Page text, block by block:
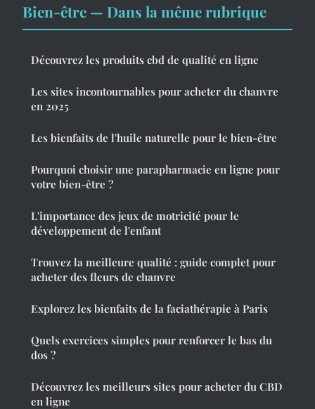
Bien-être — Dans la même rubrique
Découvrez les produits cbd de qualité en ligne
Les sites incontournables pour acheter du chanvre
en 2025
Les bienfaits de l'huile naturelle pour le bien-être
Pourquoi choisir une parapharmacie en ligne pour
votre bien-être ?
L'importance des jeux de motricité pour le
développement de l'enfant
Trouvez la meilleure qualité : guide complet pour
acheter des fleurs de chanvre
Explorez les bienfaits de la faciathérapie à Paris
Quels exercices simples pour renforcer le bas du
dos ?
Découvrez les meilleurs sites pour acheter du CBD
en ligne